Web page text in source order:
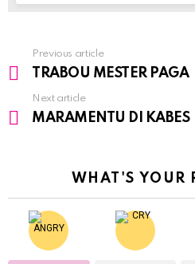
See
more
Previous article
TRABOU MESTER PAGA
Next article
MARAMENTU DI KABES
WHAT'S YOUR